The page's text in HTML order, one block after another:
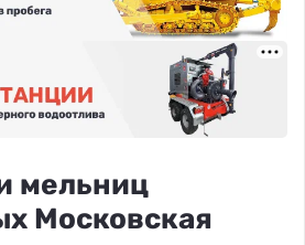
мельниц
Московская